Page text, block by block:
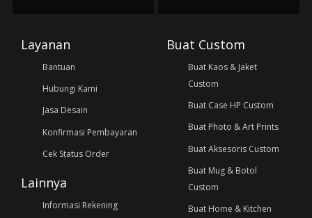
Layanan
Bantuan
Hubungi Kami
Jasa Desain
Konfirmasi Pembayaran
Cek Status Order
Lainnya
Informasi Rekening
Buat Custom
Buat Kaos & Jaket
Custom
Buat Case HP Custom
Buat Photo & Art Prints
Buat Aksesoris Custom
Buat Mug & Botol
Custom
Buat Home & Kitchen